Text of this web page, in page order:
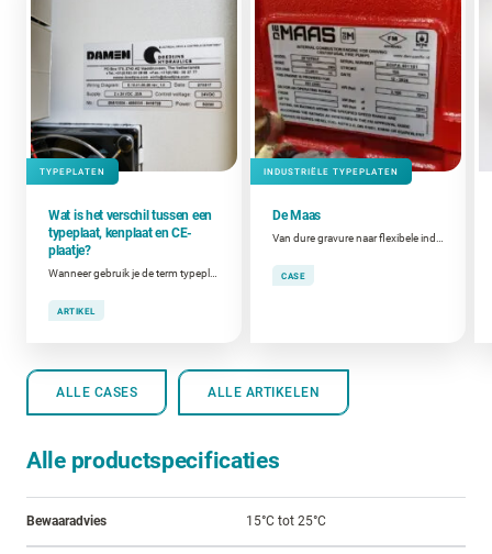
TYPEPLATEN
Wat is het verschil tussen een
typeplaat, kenplaat en CE-
plaatje?
ARTIKEL
INDUSTRIËLE TYPEPLATEN
De Maas
CASE
ALLE CASES ALLE ARTIKELEN
Alle productspecificaties
Bewaaradvies 15°C tot 25°C